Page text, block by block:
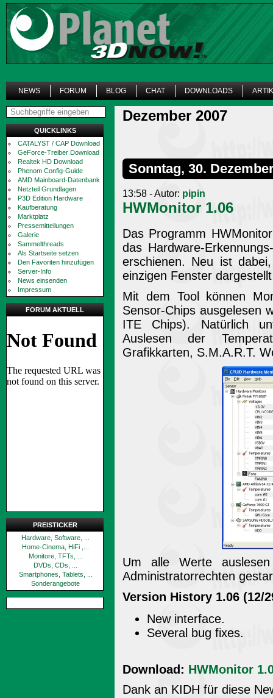
NEWS FORUM BLOG CHAT DOWNLOADS
QUICKLINKS
CATALYST / CAP Download
GeForce-Treiber Download
Realtek HD Download
Phenom Config-Guide
AMD Mainboard-Datenbank
Netzteil Grundlagen
P3D Edition Hardware
Kaufberatung
Marktplatz
Pressemitteilungen
Galerie
Sammelthreads
Als Startseite setzen
Den Favoriten hinzufügen
Server-Info
News einsenden
Impressum
FORUM AKTUELL
PREISTICKER
Hardware, Software, ...
Home-Cinema, HiFi ,...
Monitore, TFTs, ...
DVDs, CDs, ...
Smartphones, Tablets, ...
Sonderangebote
Dezember 2007
Sonntag, 30.
13:58 - Autor: pipin
HWMonitor 1.06
Das Programm
das Hardware-
erschienen. Neu ist
einzigen Fenster
Mit dem Tool können
Sensor-Chips ausgelesen
ITE Chips). Natürlich
Auslesen der
Grafikkarten, S.M.A.R.T.
Um alle Werte
Administratorrechten
Version History 1.06 (12/
New interface.
Several bug fixes.
Download: HWMonitor
Dank an KIDH für diese